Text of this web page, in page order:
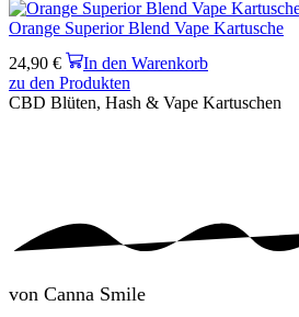
Orange Superior Blend Vape Kartusche
24,90 €
In den Warenkorb
zu den Produkten
CBD Blüten, Hash & Vape Kartuschen
von Canna Smile